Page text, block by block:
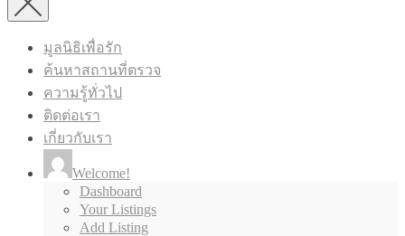
มูลนิธิเพื่อรัก
ค้นหาสถานที่ตรวจ
ความรู้ทั่วไป
ติดต่อเรา
เกี่ยวกับเรา
Welcome!
Dashboard
Your Listings
Add Listing